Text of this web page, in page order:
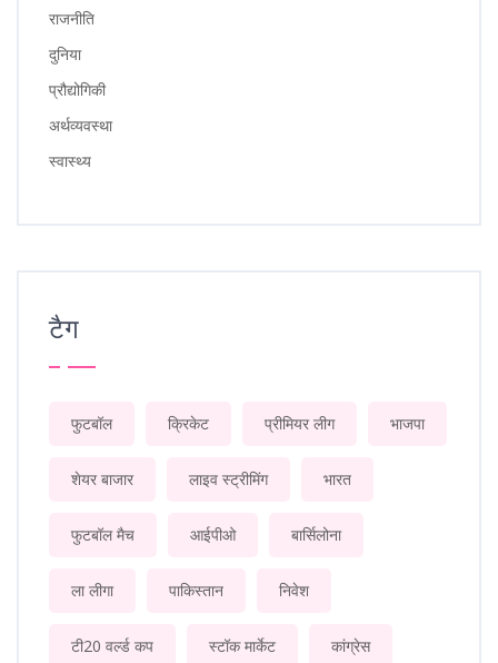
राजनीति
दुनिया
प्रौद्योगिकी
अर्थव्यवस्था
स्वास्थ्य
टैग
फुटबॉल क्रिकेट प्रीमियर लीग भाजपा
शेयर बाजार लाइव स्ट्रीमिंग भारत
फुटबॉल मैच आईपीओ बार्सिलोना
ला लीगा पाकिस्तान निवेश
टी20 वर्ल्ड कप स्टॉक मार्केट कांग्रेस